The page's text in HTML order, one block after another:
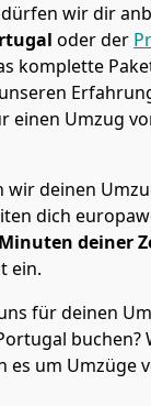
wir dir
oder der
komplette
einen Umzug
wir deinen
dich
Minuten deiner
ein.
für deinen
buchen?
es um Umzüge